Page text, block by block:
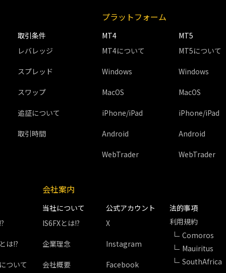
取引条件
レバレッジ
スプレッド
スワップ
追証について
取引時間
プラットフォーム
MT4
MT4について
Windows
MacOS
iPhone/iPad
Android
WebTrader
MT5
MT5について
Windows
MacOS
iPhone/iPad
Android
WebTrader
は!?
ついて
会社案内
当社について
IS6FXとは!?
企業理念
会社概要
公式アカウント
X
Instagram
Facebook
法的事項
利用規約
Comoros
Mauiritus
SouthAfrica